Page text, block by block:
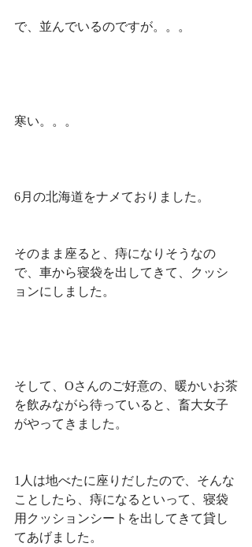
で、並んでいるのですが。。。
寒い。。。
6月の北海道をナメておりました。
そのまま座ると、痔になりそうなの
で、車から寝袋を出してきて、クッシ
ョンにしました。
そして、Oさんのご好意の、暖かいお茶
を飲みながら待っていると、畜大女子
がやってきました。
1人は地べたに座りだしたので、そんな
ことしたら、痔になるといって、寝袋
用クッションシートを出してきて貸し
てあげました。